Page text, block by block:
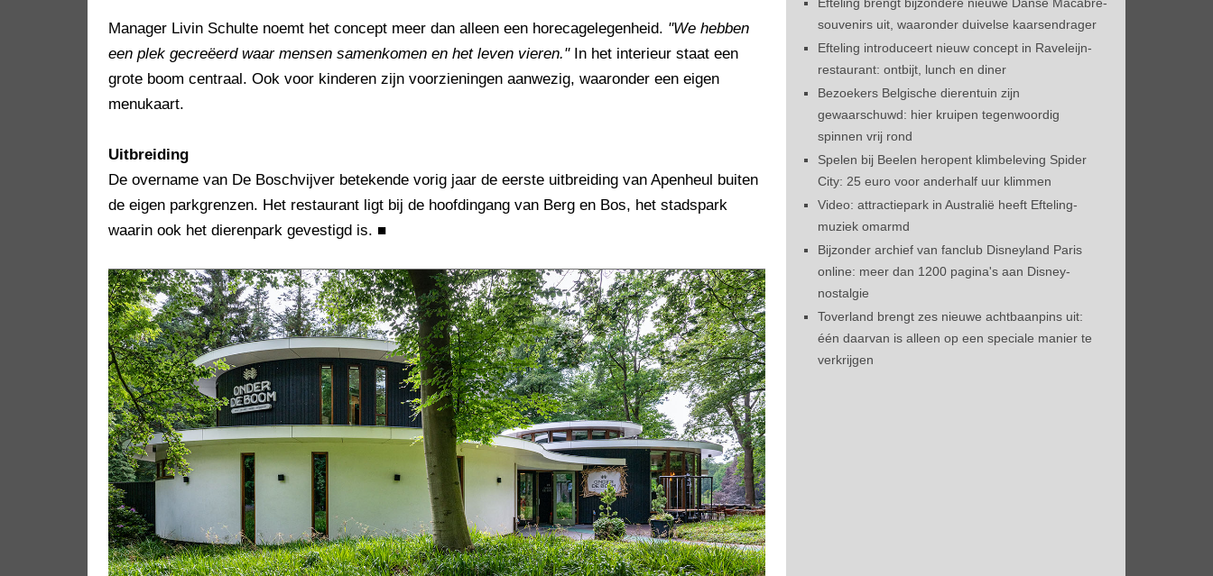
Manager Livin Schulte noemt het concept meer dan alleen een horecagelegenheid. "We hebben
een plek gecreëerd waar mensen samenkomen en het leven vieren."In het interieur staat een
grote boom centraal. Ook voor kinderen zijn voorzieningen aanwezig, waaronder een eigen
menukaart.
Uitbreiding
De overname van De Boschvijver betekende vorig jaar de eerste uitbreiding van Apenheul buiten
de eigen parkgrenzen. Het restaurant ligt bij de hoofdingang van Berg en Bos, het stadspark
waarin ook het dierenpark gevestigd is. ■
Efteling brengt bijzondere nieuwe Danse Macabre-
souvenirs uit, waaronder duivelse kaarsendrager
Efteling introduceert nieuw concept in Raveleijn-
restaurant: ontbijt, lunch en diner
Bezoekers Belgische dierentuin zijn
gewaarschuwd: hier kruipen tegenwoordig
spinnen vrij rond
Spelen bij Beelen heropent klimbeleving Spider
City: 25 euro voor anderhalf uur klimmen
Video: attractiepark in Australië heeft Efteling-
muziek omarmd
Bijzonder archief van fanclub Disneyland Paris
online: meer dan 1200 pagina's aan Disney-
nostalgie
Toverland brengt zes nieuwe achtbaanpins uit:
één daarvan is alleen op een speciale manier te
verkrijgen